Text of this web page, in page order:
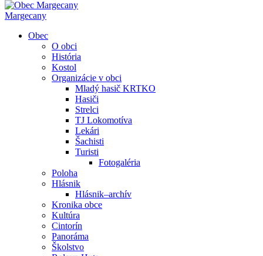
Margecany
Obec
O obci
História
Kostol
Organizácie v obci
Mladý hasič KRTKO
Hasiči
Strelci
TJ Lokomotíva
Lekári
Šachisti
Turisti
Fotogaléria
Poloha
Hlásnik
Hlásnik–archív
Kronika obce
Kultúra
Cintorín
Panoráma
Školstvo